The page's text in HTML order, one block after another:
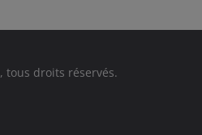
, tous droits réservés.